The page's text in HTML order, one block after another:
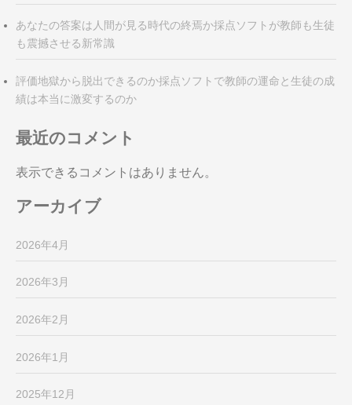
あなたの答案は人間が見る時代の終焉か採点ソフトが教師も生徒
も震撼させる新常識
評価地獄から脱出できるのか採点ソフトで教師の運命と生徒の成
績は本当に激変するのか
最近のコメント
表示できるコメントはありません。
アーカイブ
2026年4月
2026年3月
2026年2月
2026年1月
2025年12月